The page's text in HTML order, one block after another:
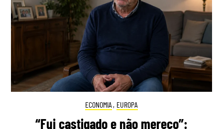
ECONOMIA , EUROPA
“Fui castigado e não mereço”: